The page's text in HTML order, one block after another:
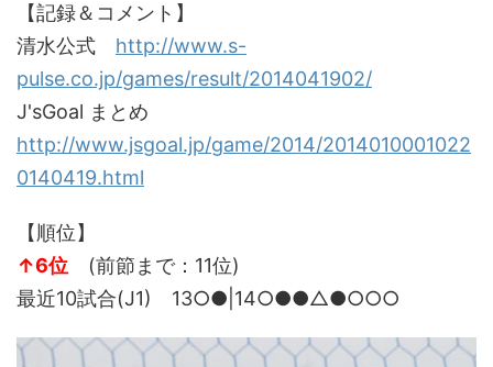
【記録＆コメント】
清水公式 http://www.s-
pulse.co.jp/games/result/2014041902/
J'sGoal まとめ
http://www.jsgoal.jp/game/2014/2014010001022
0140419.html
【順位】
↑6位 (前節まで：11位)
最近10試合(J1) 13○●|14○●●△●○○○